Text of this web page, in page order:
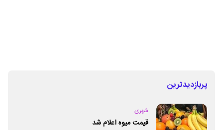
پربازدیدترین
شهری
قیمت میوه اعلام شد